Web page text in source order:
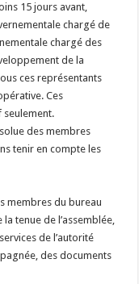
15 jours avant,
chargé de
chargé des
de la
ces représentants
Ces
des membres
tenir en compte les
membres du bureau
tenue de l’assemblée,
de l’autorité
des documents